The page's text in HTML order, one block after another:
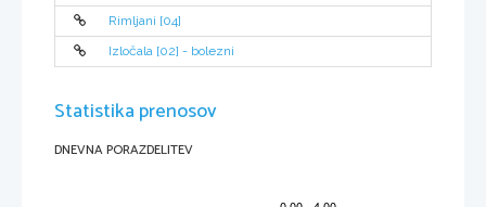
Rimljani [04]
Izločala [02] - bolezni
Statistika prenosov
DNEVNA PORAZDELITEV